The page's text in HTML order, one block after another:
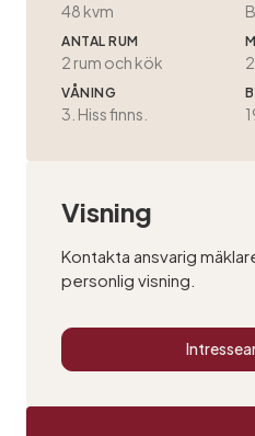
48 kvm
ANTAL RUM
2 rum och kök
VÅNING
3. Hiss finns.
Visning
Kontakta ansvarig
personlig visning.